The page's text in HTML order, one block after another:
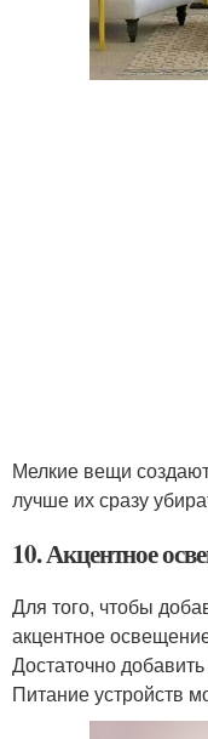
Мелкие вещи
лучше их сразу
10. Акцентное
Для того, чтобы
акцентное
Достаточно
Питание устройств